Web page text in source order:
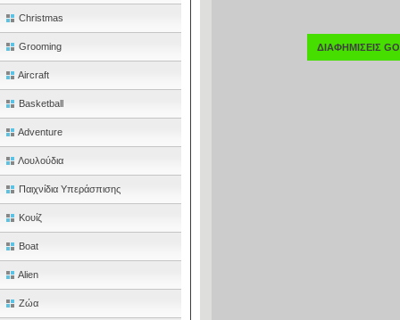
Christmas
Grooming
Aircraft
Basketball
Adventure
Λουλούδια
Παιχνίδια Υπεράσπισης
Κουίζ
Boat
Alien
Ζώα
ΔΙΑΦΗΜΙΣΕΙΣ